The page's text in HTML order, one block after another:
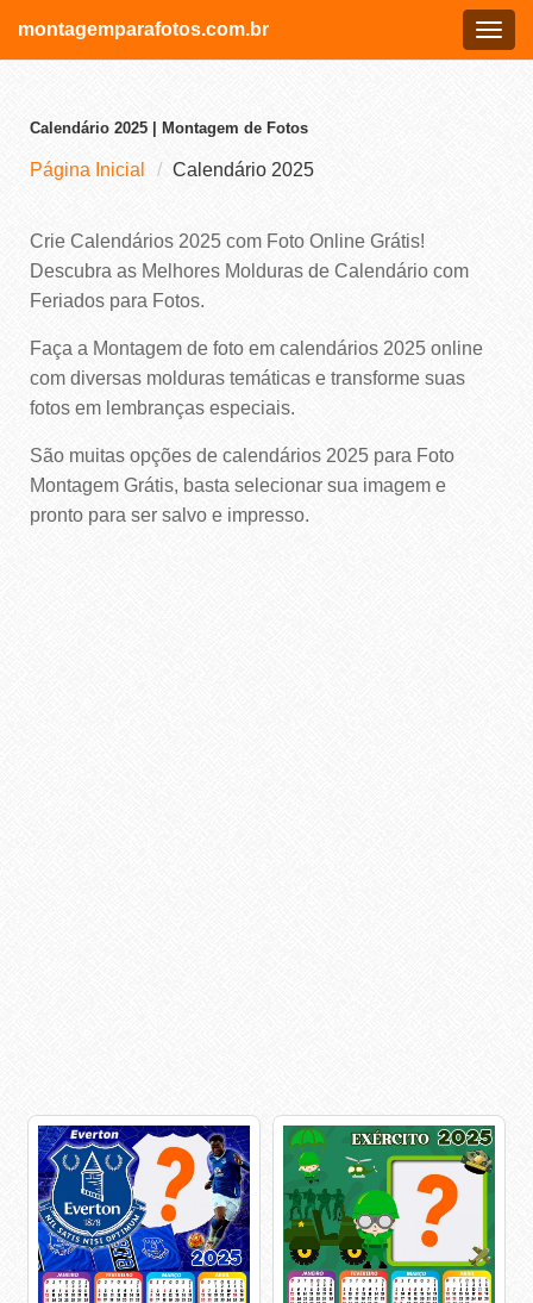
Menu
montagemparafotos.com.br
Calendário 2025 | Montagem de Fotos
Página Inicial Calendário 2025
Crie Calendários 2025 com Foto Online Grátis!
Descubra as Melhores Molduras de Calendário com
Feriados para Fotos.
Faça a Montagem de foto em calendários 2025 online
com diversas molduras temáticas e transforme suas
fotos em lembranças especiais.
São muitas opções de calendários 2025 para Foto
Montagem Grátis, basta selecionar sua imagem e
pronto para ser salvo e impresso.